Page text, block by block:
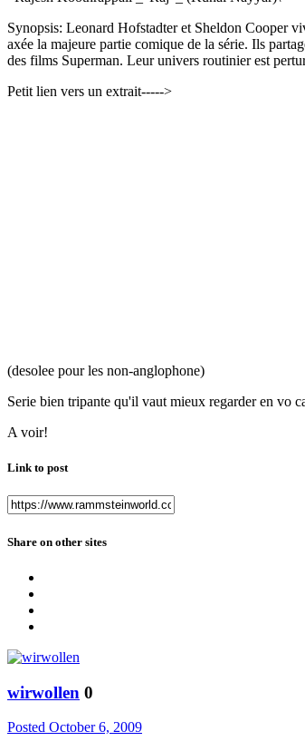
Synopsis: Leonard Hofstadter et Sheldon Cooper
axée la majeure partie comique de la série. Ils
des films Superman. Leur univers routinier est
Petit lien vers un extrait----->
(desolee pour les non-anglophone)
Serie bien tripante qu'il vaut mieux regarder en vo
A voir!
Link to post
Share on other sites
wirwollen 0
Posted October 6, 2009